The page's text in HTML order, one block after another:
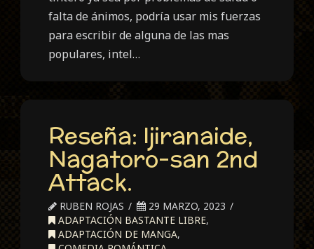
falta de ánimos, podría usar mis fuerzas
para escribir de alguna de las mas
populares, intel…
Reseña: Ijiranaide,
Nagatoro-san 2nd
Attack.
RUBEN ROJAS
29 MARZO, 2023
ADAPTACIÓN BASTANTE LIBRE,
ADAPTACIÓN DE MANGA,